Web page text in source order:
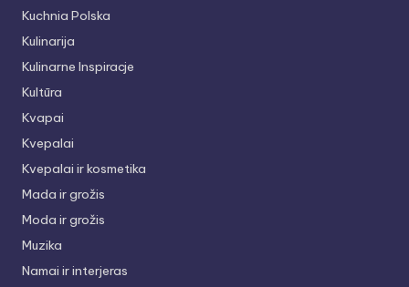
Kuchnia Polska
Kulinarija
Kulinarne Inspiracje
Kultūra
Kvapai
Kvepalai
Kvepalai ir kosmetika
Mada ir grožis
Moda ir grožis
Muzika
Namai ir interjeras